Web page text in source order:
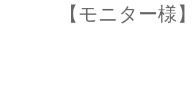
【モニター様